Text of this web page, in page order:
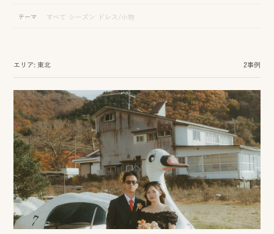
SOOYE
日
撮
結婚式/披露宴の撮影
結婚式/披露宴フォト
結婚式/披露宴の撮影
エンドロールムービー
結婚式/披露宴のムービー
ドキュメンタリー動画
日
常
の
ス
ナ
ッ
テーマ すべて シーズン ドレス/小物
エリア: 東北 2事例